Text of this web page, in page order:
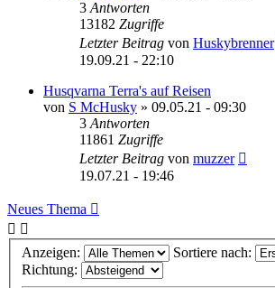
3 Antworten
13182 Zugriffe
Letzter Beitrag von Huskybrenner
19.09.21 - 22:10
Husqvarna Terra's auf Reisen
von S McHusky » 09.05.21 - 09:30
3 Antworten
11861 Zugriffe
Letzter Beitrag von muzzer
19.07.21 - 19:46
Neues Thema
Anzeigen:
Sortiere nach:
Richtung: